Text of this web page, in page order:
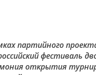
партийного
фестиваль
открытия